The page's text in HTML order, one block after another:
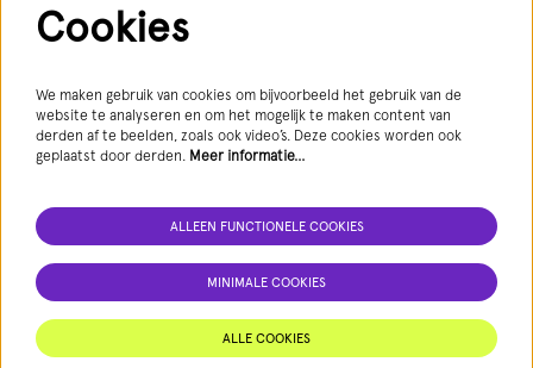
AANMELDEN NIEUWSBRIEF
Cookies
We maken gebruik van cookies om bijvoorbeeld het gebruik van de
website te analyseren en om het mogelijk te maken content van
derden af te beelden, zoals ook video’s. Deze cookies worden ook
geplaatst door derden. Meer informatie…
ALLEEN FUNCTIONELE COOKIES
MINIMALE COOKIES
ALLE COOKIES